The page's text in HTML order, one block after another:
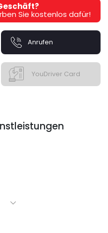
Sie kostenlos dafür!
Anrufen
YouDriver Card